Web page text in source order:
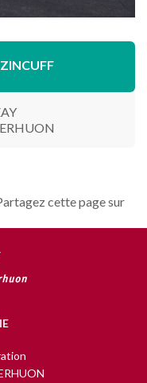
cette page sur